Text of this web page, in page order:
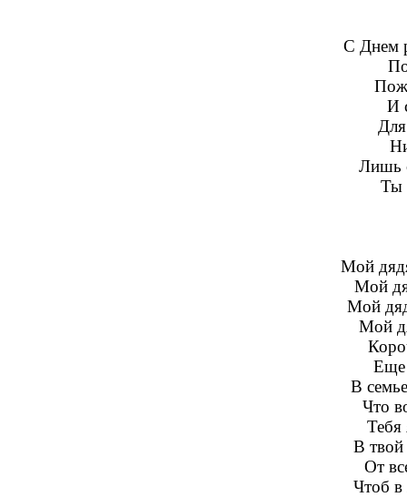
С Днем
И
Лишь
Ты
Мой
Мой
Мой
Мой
Еще
В
Что
Тебя
В
От
Чтоб в